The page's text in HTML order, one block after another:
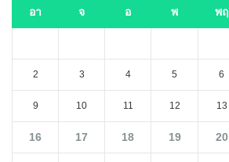
อา จ อ พ พฤ
2 3 4 5 6
9 10 11 12 13
16 17 18 19 20